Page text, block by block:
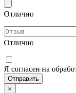
Отлично
Отлично
Я согласен на
×